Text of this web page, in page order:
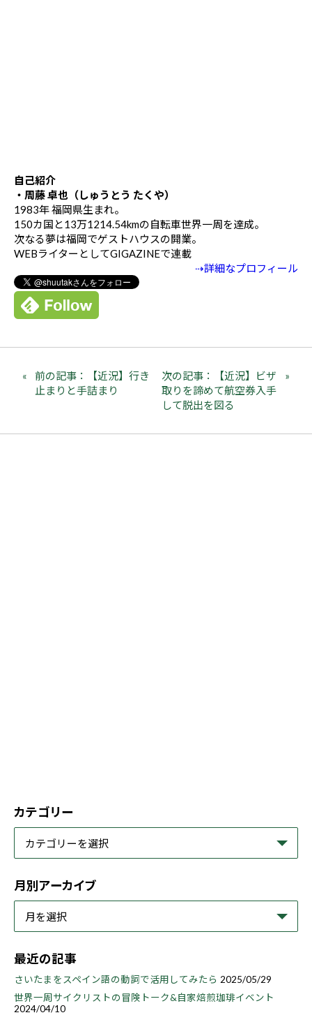
自己紹介
・周藤 卓也（しゅうとう たくや）
1983年 福岡県生まれ。
150カ国と13万1214.54kmの自転車世界一周を達成。
次なる夢は福岡でゲストハウスの開業。
WEBライターとしてGIGAZINEで連載
⇢詳細なプロフィール
前の記事：【近況】行き
止まりと手詰まり
次の記事：【近況】ビザ
取りを諦めて航空券入手
して脱出を図る
カテゴリー
月別アーカイブ
最近の記事
さいたまをスペイン語の動詞で活用してみたら 2025/05/29
世界一周サイクリストの冒険トーク&自家焙煎珈琲イベント
2024/04/10